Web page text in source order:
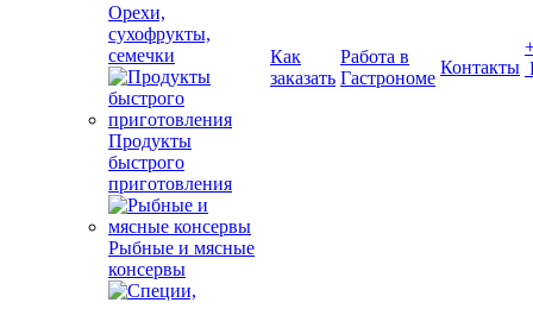
Орехи,
сухофрукты,
семечки
Продукты
быстрого
приготовления
Рыбные и мясные
консервы
Как
заказать
Работа в
Гастрономе
Контакты